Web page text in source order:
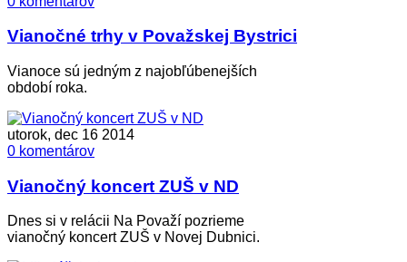
Vianočné trhy v Považskej Bystrici
Vianoce sú jedným z najobľúbenejších
období roka.
utorok, dec 16 2014
0 komentárov
Vianočný koncert ZUŠ v ND
Dnes si v relácii Na Považí pozrieme
vianočný koncert ZUŠ v Novej Dubnici.